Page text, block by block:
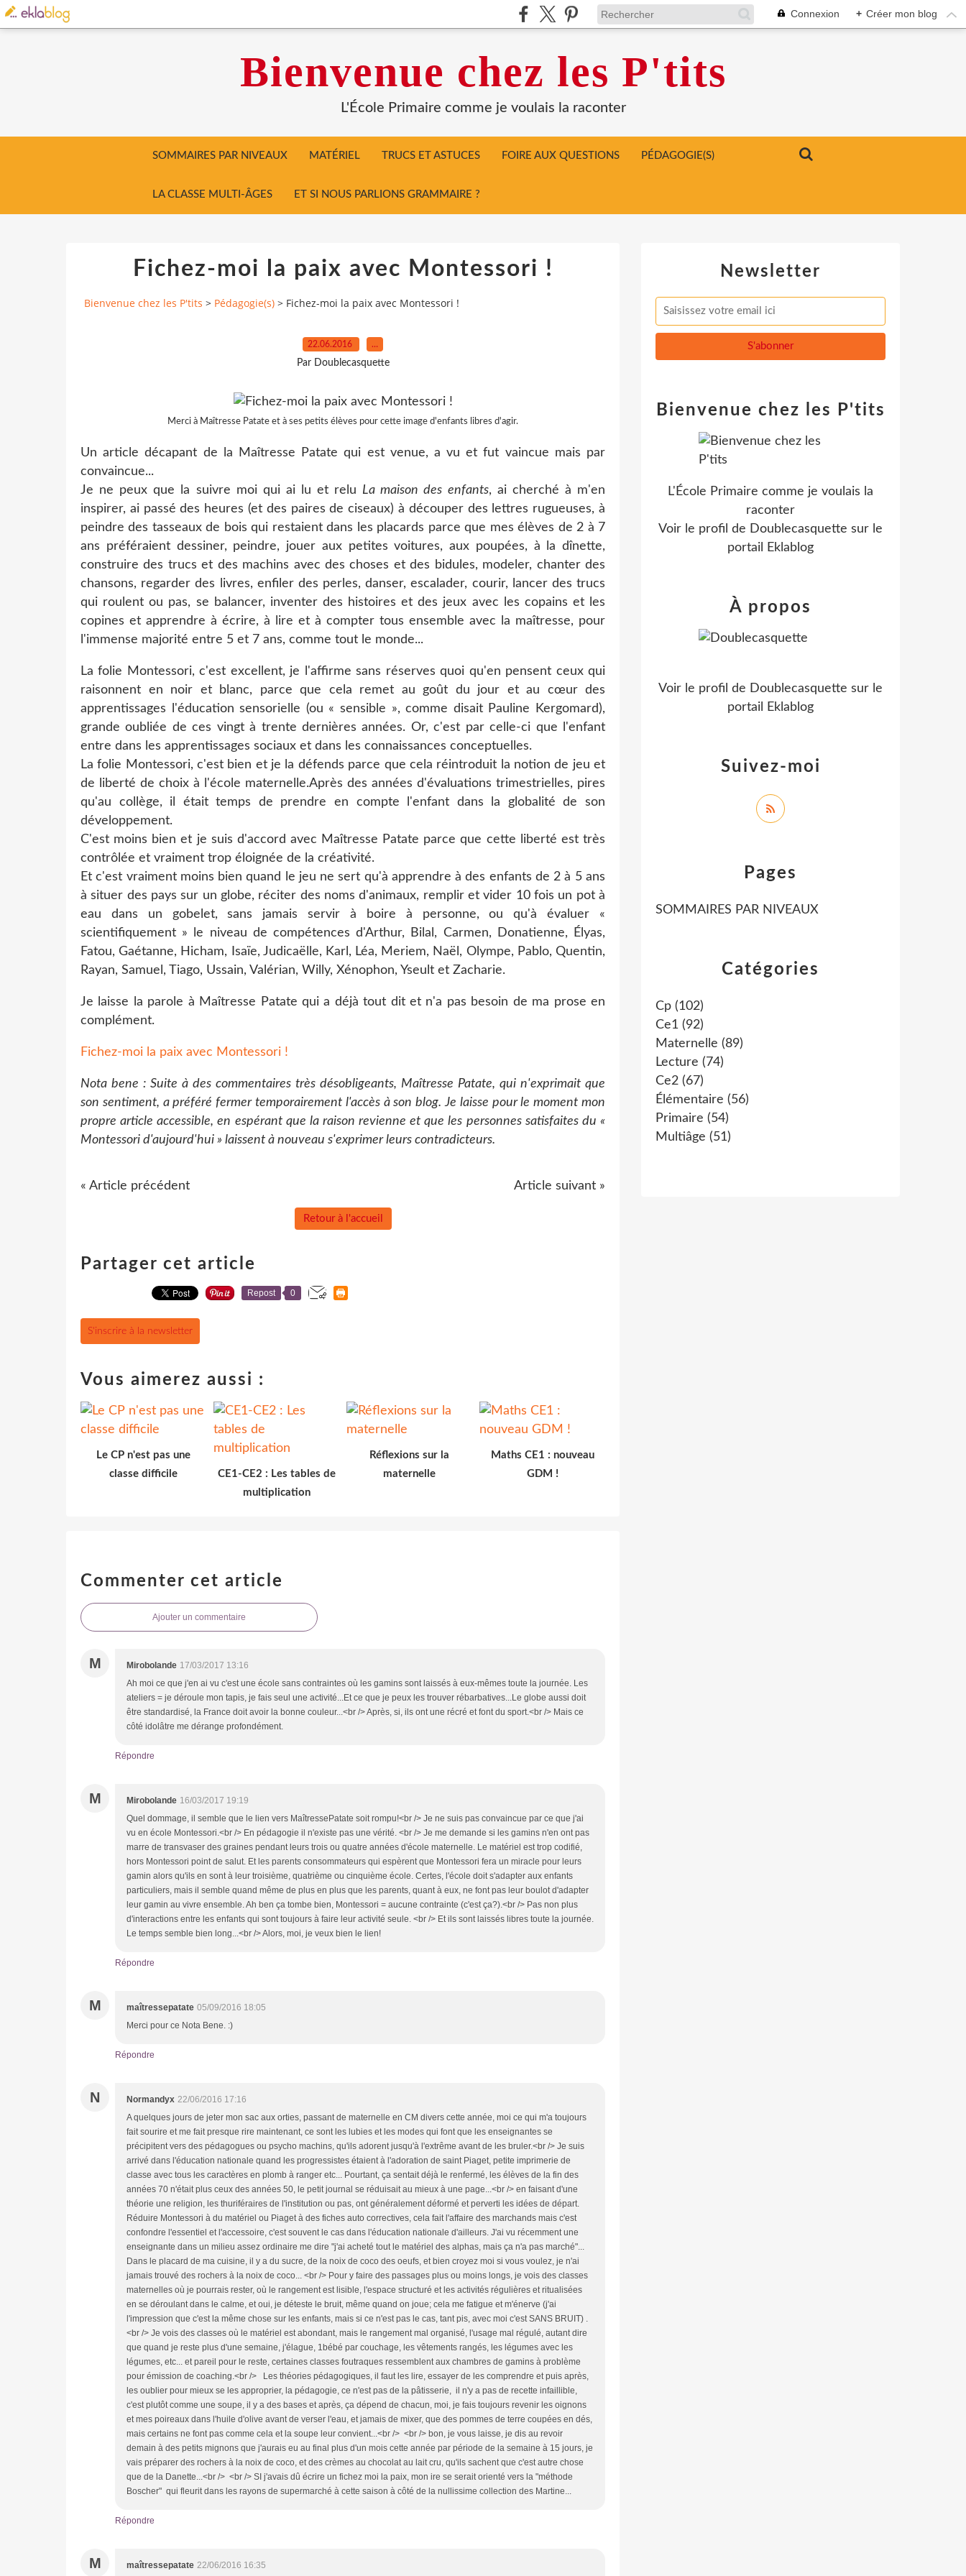
Connexion + Créer mon blog
Bienvenue chez les P'tits
L'École Primaire comme je voulais la raconter
SOMMAIRES PAR NIVEAUX MATÉRIEL TRUCS ET ASTUCES FOIRE AUX QUESTIONS PÉDAGOGIE(S)
LA CLASSE MULTI-ÂGES ET SI NOUS PARLIONS GRAMMAIRE ?
Fichez-moi la paix avec Montessori !
Bienvenue chez les P'tits > Pédagogie(s) > Fichez-moi la paix avec Montessori !
22.06.2016 …
Par Doublecasquette
Merci à Maîtresse Patate et à ses petits élèves pour cette image d'enfants libres d'agir.
Un article décapant de la Maîtresse Patate qui est venue, a vu et fut vaincue mais par
convaincue...
Je ne peux que la suivre moi qui ai lu et relu La maison des enfants, ai cherché à m'en
inspirer, ai passé des heures (et des paires de ciseaux) à découper des lettres rugueuses, à
peindre des tasseaux de bois qui restaient dans les placards parce que mes élèves de 2 à 7
ans préféraient dessiner, peindre, jouer aux petites voitures, aux poupées, à la dînette,
construire des trucs et des machins avec des choses et des bidules, modeler, chanter des
chansons, regarder des livres, enfiler des perles, danser, escalader, courir, lancer des trucs
qui roulent ou pas, se balancer, inventer des histoires et des jeux avec les copains et les
copines et apprendre à écrire, à lire et à compter tous ensemble avec la maîtresse, pour
l'immense majorité entre 5 et 7 ans, comme tout le monde...
La folie Montessori, c'est excellent, je l'affirme sans réserves quoi qu'en pensent ceux qui
raisonnent en noir et blanc, parce que cela remet au goût du jour et au cœur des
apprentissages l'éducation sensorielle (ou « sensible », comme disait Pauline Kergomard),
grande oubliée de ces vingt à trente dernières années. Or, c'est par celle-ci que l'enfant
entre dans les apprentissages sociaux et dans les connaissances conceptuelles.
La folie Montessori, c'est bien et je la défends parce que cela réintroduit la notion de jeu et
de liberté de choix à l'école maternelle.Après des années d'évaluations trimestrielles, pires
qu'au collège, il était temps de prendre en compte l'enfant dans la globalité de son
développement.
C'est moins bien et je suis d'accord avec Maîtresse Patate parce que cette liberté est très
contrôlée et vraiment trop éloignée de la créativité.
Et c'est vraiment moins bien quand le jeu ne sert qu'à apprendre à des enfants de 2 à 5 ans
à situer des pays sur un globe, réciter des noms d'animaux, remplir et vider 10 fois un pot à
eau dans un gobelet, sans jamais servir à boire à personne, ou qu'à évaluer «
scientifiquement » le niveau de compétences d'Arthur, Bilal, Carmen, Donatienne, Élyas,
Fatou, Gaétanne, Hicham, Isaïe, Judicaëlle, Karl, Léa, Meriem, Naël, Olympe, Pablo, Quentin,
Rayan, Samuel, Tiago, Ussain, Valérian, Willy, Xénophon, Yseult et Zacharie.
Je laisse la parole à Maîtresse Patate qui a déjà tout dit et n'a pas besoin de ma prose en
complément.
Fichez-moi la paix avec Montessori !
Nota bene : Suite à des commentaires très désobligeants, Maîtresse Patate, qui n'exprimait que
son sentiment, a préféré fermer temporairement l'accès à son blog. Je laisse pour le moment mon
propre article accessible, en espérant que la raison revienne et que les personnes satisfaites du «
Montessori d'aujourd'hui » laissent à nouveau s'exprimer leurs contradicteurs.
« Article précédent Article suivant »
Retour à l'accueil
Partager cet article
Repost 0
S'inscrire à la newsletter
Vous aimerez aussi :
Le CP n'est pas une
classe difficile
CE1-CE2 : Les tables de
multiplication
Réflexions sur la
maternelle
Maths CE1 : nouveau
GDM !
Commenter cet article
Ajouter un commentaire
M Mirobolande 17/03/2017 13:16
Ah moi ce que j'en ai vu c'est une école sans contraintes où les gamins sont laissés à eux-mêmes toute la journée. Les
ateliers = je déroule mon tapis, je fais seul une activité...Et ce que je peux les trouver rébarbatives...Le globe aussi doit
être standardisé, la France doit avoir la bonne couleur...<br /> Après, si, ils ont une récré et font du sport.<br /> Mais ce
côté idolâtre me dérange profondément.
Répondre
M Mirobolande 16/03/2017 19:19
Quel dommage, il semble que le lien vers MaîtressePatate soit rompu!<br /> Je ne suis pas convaincue par ce que j'ai
vu en école Montessori.<br /> En pédagogie il n'existe pas une vérité. <br /> Je me demande si les gamins n'en ont pas
marre de transvaser des graines pendant leurs trois ou quatre années d'école maternelle. Le matériel est trop codifié,
hors Montessori point de salut. Et les parents consommateurs qui espèrent que Montessori fera un miracle pour leurs
gamin alors qu'ils en sont à leur troisième, quatrième ou cinquième école. Certes, l'école doit s'adapter aux enfants
particuliers, mais il semble quand même de plus en plus que les parents, quant à eux, ne font pas leur boulot d'adapter
leur gamin au vivre ensemble. Ah ben ça tombe bien, Montessori = aucune contrainte (c'est ça?).<br /> Pas non plus
d'interactions entre les enfants qui sont toujours à faire leur activité seule. <br /> Et ils sont laissés libres toute la journée.
Le temps semble bien long...<br /> Alors, moi, je veux bien le lien!
Répondre
M maîtressepatate 05/09/2016 18:05
Merci pour ce Nota Bene. :)
Répondre
N Normandyx 22/06/2016 17:16
A quelques jours de jeter mon sac aux orties, passant de maternelle en CM divers cette année, moi ce qui m'a toujours
fait sourire et me fait presque rire maintenant, ce sont les lubies et les modes qui font que les enseignantes se
précipitent vers des pédagogues ou psycho machins, qu'ils adorent jusqu'à l'extrême avant de les bruler.<br /> Je suis
arrivé dans l'éducation nationale quand les progressistes étaient à l'adoration de saint Piaget, petite imprimerie de
classe avec tous les caractères en plomb à ranger etc... Pourtant, ça sentait déjà le renfermé, les élèves de la fin des
années 70 n'était plus ceux des années 50, le petit journal se réduisait au mieux à une page...<br /> en faisant d'une
théorie une religion, les thuriféraires de l'institution ou pas, ont généralement déformé et perverti les idées de départ.
Réduire Montessori à du matériel ou Piaget à des fiches auto correctives, cela fait l'affaire des marchands mais c'est
confondre l'essentiel et l'accessoire, c'est souvent le cas dans l'éducation nationale d'ailleurs. J'ai vu récemment une
enseignante dans un milieu assez ordinaire me dire "j'ai acheté tout le matériel des alphas, mais ça n'a pas marché"...
Dans le placard de ma cuisine, il y a du sucre, de la noix de coco des oeufs, et bien croyez moi si vous voulez, je n'ai
jamais trouvé des rochers à la noix de coco... <br /> Pour y faire des passages plus ou moins longs, je vois des classes
maternelles où je pourrais rester, où le rangement est lisible, l'espace structuré et les activités régulières et ritualisées
en se déroulant dans le calme, et oui, je déteste le bruit, même quand on joue; cela me fatigue et m'énerve (j'ai
l'impression que c'est la même chose sur les enfants, mais si ce n'est pas le cas, tant pis, avec moi c'est SANS BRUIT) .
<br /> Je vois des classes où le matériel est abondant, mais le rangement mal organisé, l'usage mal régulé, autant dire
que quand je reste plus d'une semaine, j'élague, 1bébé par couchage, les vêtements rangés, les légumes avec les
légumes, etc... et pareil pour le reste, certaines classes foutraques ressemblent aux chambres de gamins à problème
pour émission de coaching.<br /> Les théories pédagogiques, il faut les lire, essayer de les comprendre et puis après,
les oublier pour mieux se les approprier, la pédagogie, ce n'est pas de la pâtisserie, il n'y a pas de recette infaillible,
c'est plutôt comme une soupe, il y a des bases et après, ça dépend de chacun, moi, je fais toujours revenir les oignons
et mes poireaux dans l'huile d'olive avant de verser l'eau, et jamais de mixer, que des pommes de terre coupées en dés,
mais certains ne font pas comme cela et la soupe leur convient...<br /> <br /> bon, je vous laisse, je dis au revoir
demain à des petits mignons que j'aurais eu au final plus d'un mois cette année par période de la semaine à 15 jours, je
vais préparer des rochers à la noix de coco, et des crèmes au chocolat au lait cru, qu'ils sachent que c'est autre chose
que de la Danette...<br /> <br /> SI j'avais dû écrire un fichez moi la paix, mon ire se serait orienté vers la "méthode
Boscher" qui fleurit dans les rayons de supermarché à cette saison à côté de la nullissime collection des Martine...
Répondre
M maîtressepatate 22/06/2016 16:35
Newsletter
Catégories
Cp (102)
Ce1 (92)
Maternelle (89)
Lecture (74)
Ce2 (67)
Élémentaire (56)
Primaire (54)
Multiâge (51)
Pages
SOMMAIRES PAR NIVEAUX
Bienvenue chez les P'tits
L'École Primaire comme je voulais la
raconter
Voir le profil de Doublecasquette sur le
portail Eklablog
Suivez-moi
À propos
Voir le profil de Doublecasquette sur le
portail Eklablog